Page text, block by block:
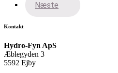
Næste
Kontakt
Hydro-Fyn ApS
Æblegyden 3
5592 Ejby